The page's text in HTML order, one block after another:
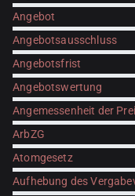
Angebot
Angebotsausschluss
Angebotsfrist
Angebotswertung
Angemessenheit der
ArbZG
Atomgesetz
Aufhebung des